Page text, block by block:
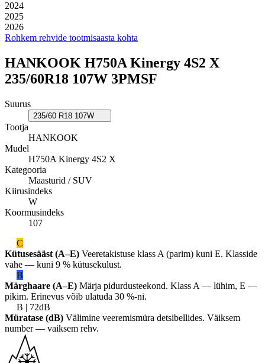
2024
2025
2026
Rohkem rehvide tootmisaasta kohta
HANKOOK H750A Kinergy 4S2 X
235/60R18 107W 3PMSF
Suurus
235/60 R18 107W
Tootja
HANKOOK
Mudel
H750A Kinergy 4S2 X
Kategooria
Maasturid / SUV
Kiirusindeks
W
Koormusindeks
107
C
Kütusesääst (A–E) Veeretakistuse klass A (parim) kuni E. Klasside
vahe — kuni 9 % kütusekulust.
B
Märghaare (A–E) Märja pidurdusteekond. Klass A — lühim, E —
pikim. Erinevus võib ulatuda 30 %-ni.
B | 72dB
Müratase (dB) Välimine veeremismüra detsibellides. Väiksem
number — vaiksem rehv.